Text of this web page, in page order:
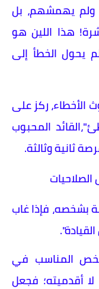
ولم يهمشهم، بل
هذا اللين هو
يحول الخطأ إلى
الأخطاء، ركز على
المحبوب
ثانية وثالثة.
بشخصه، فإذا غاب
المناسب في
أقدميته؛ فجعل